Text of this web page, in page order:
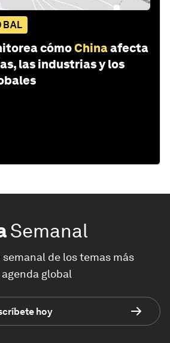
cómoChinaafecta
las industrias y los
Semanal
de los temas más
global
hoy